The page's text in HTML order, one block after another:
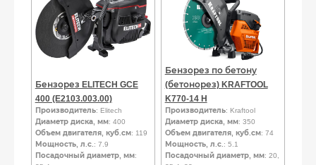
Бензорез ELITECH GCE
400 (E2103.003.00)
Производитель: Elitech
Диаметр диска, мм: 400
Объем двигателя, куб.см: 119
Мощность, л.с.: 7.9
Посадочный диаметр, мм:
Бензорез по бетону
(бетонорез) KRAFTOOL
K770-14 H
Производитель: Kraftool
Диаметр диска, мм: 350
Объем двигателя, куб.см: 74
Мощность, л.с.: 5.1
Посадочный диаметр, мм: 20,